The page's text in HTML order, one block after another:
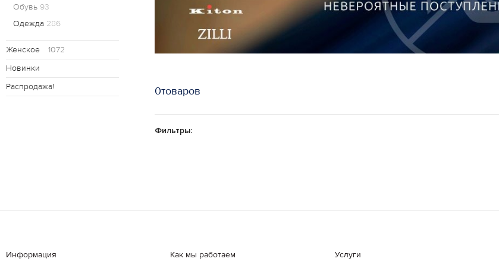
Обувь 93
Одежда 286
Женское
1072
Новинки
Распродажа!
0товаров
Фильтры:
Информация
Как мы работаем
Услуги